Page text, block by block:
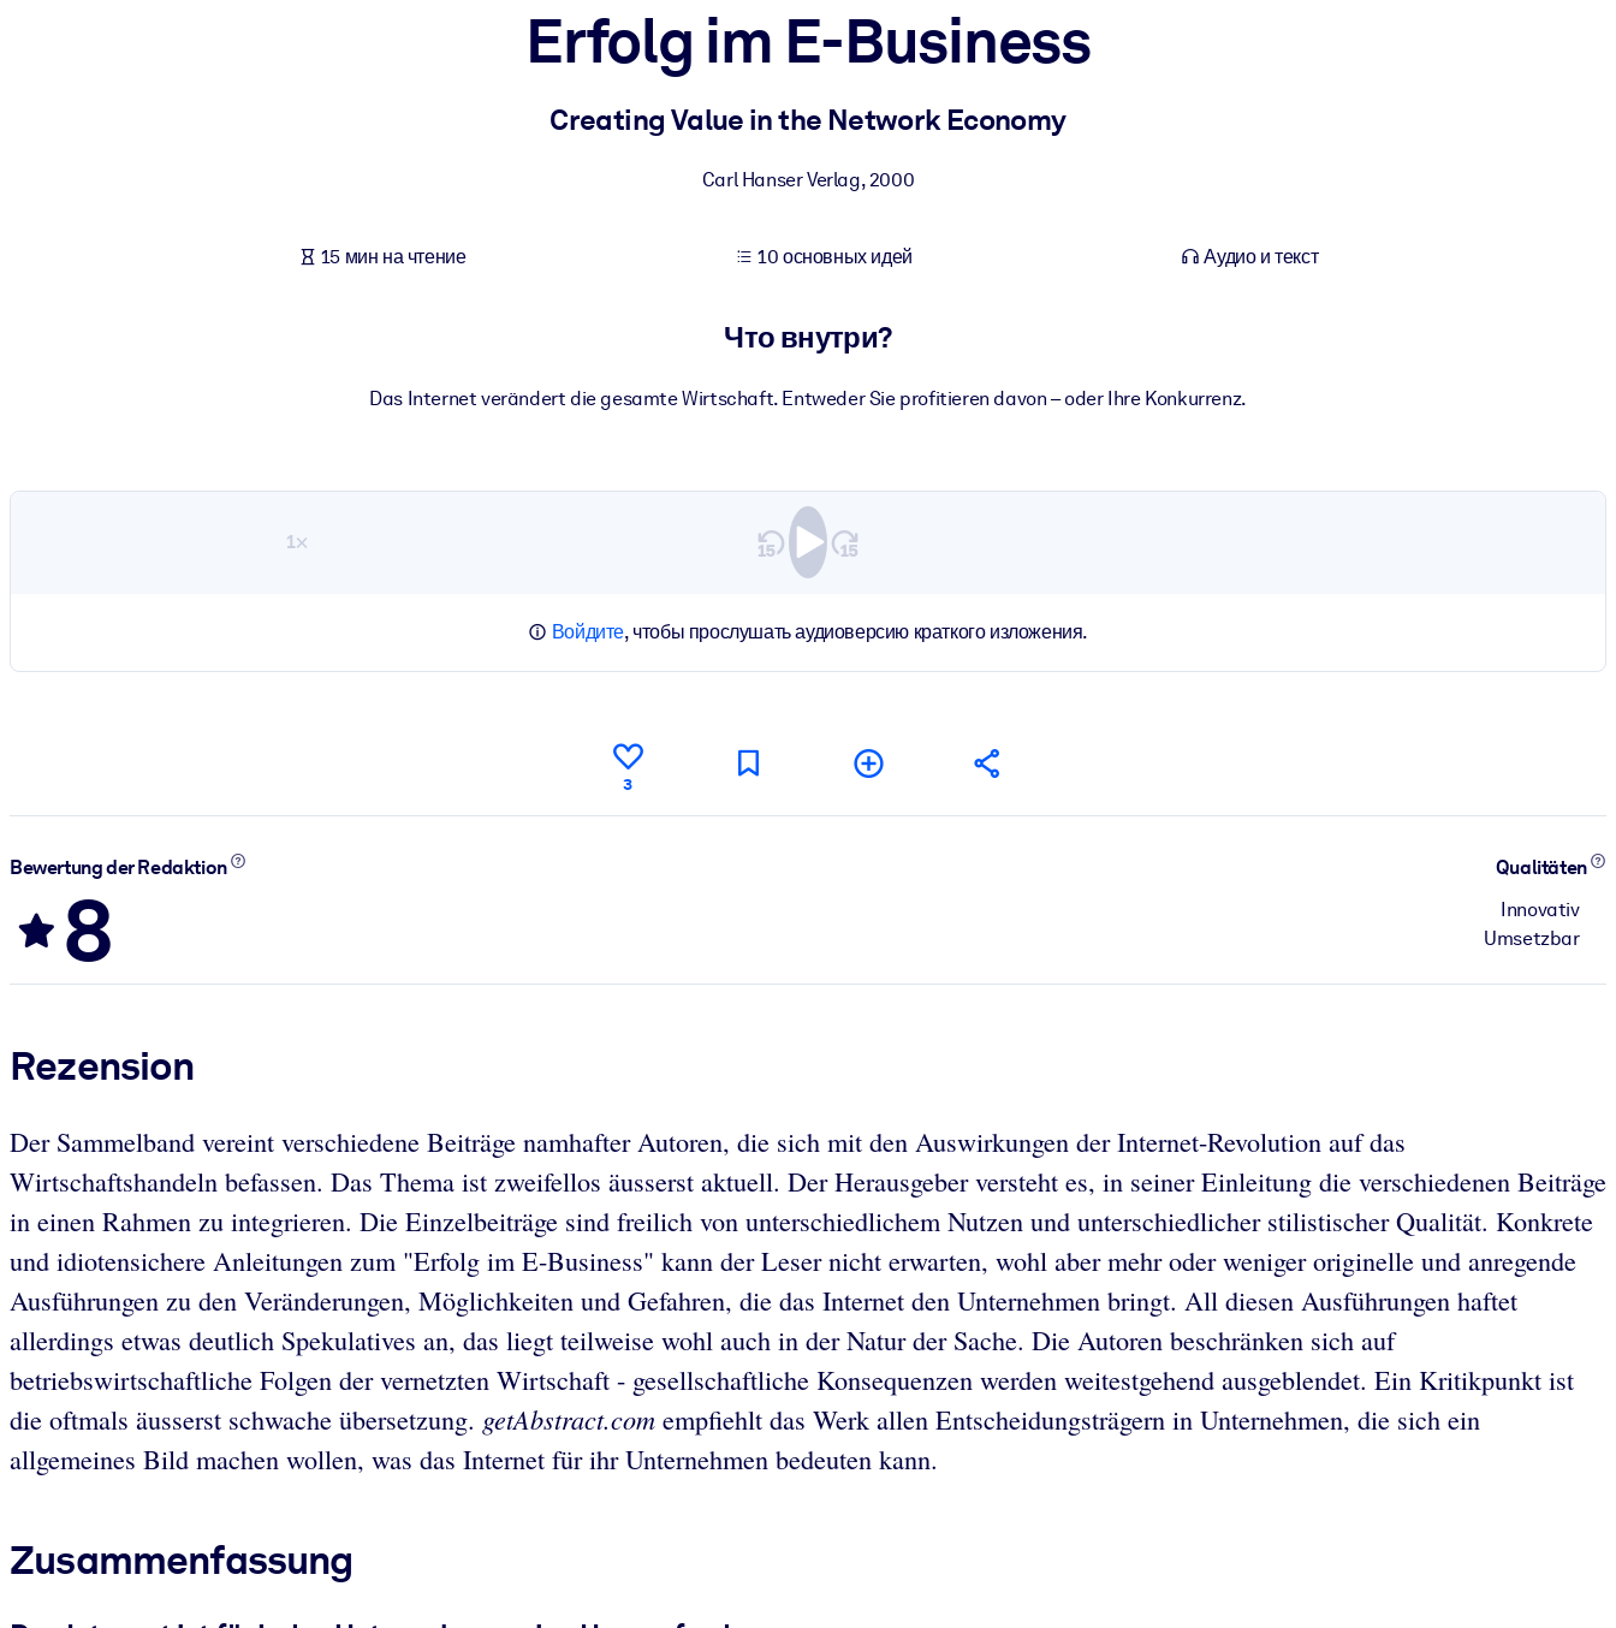
Обогатите корпоративную библиотеку надежными и готовыми к использованию бизнес-знаниями.
Используйте надежные структурированные знания для улучшения результатов ваших ИИ-систем.
Erfolg im E-Business
Creating Value in the Network Economy
Carl Hanser Verlag,2000
15 мин на чтение 10 основных идей Аудио и текст
Что внутри?
Das Internet verändert die gesamte Wirtschaft. Entweder Sie profitieren davon – oder Ihre Konkurrenz.
1×
Войдите, чтобы прослушать аудиоверсию краткого изложения.
3
Bewertung der Redaktion
8
Qualitäten
Innovativ
Umsetzbar
Rezension
Der Sammelband vereint verschiedene Beiträge namhafter Autoren, die sich mit den Auswirkungen der Internet-Revolution auf das
Wirtschaftshandeln befassen. Das Thema ist zweifellos äusserst aktuell. Der Herausgeber versteht es, in seiner Einleitung die verschiedenen Beiträge
in einen Rahmen zu integrieren. Die Einzelbeiträge sind freilich von unterschiedlichem Nutzen und unterschiedlicher stilistischer Qualität. Konkrete
und idiotensichere Anleitungen zum "Erfolg im E-Business" kann der Leser nicht erwarten, wohl aber mehr oder weniger originelle und anregende
Ausführungen zu den Veränderungen, Möglichkeiten und Gefahren, die das Internet den Unternehmen bringt. All diesen Ausführungen haftet
allerdings etwas deutlich Spekulatives an, das liegt teilweise wohl auch in der Natur der Sache. Die Autoren beschränken sich auf
betriebswirtschaftliche Folgen der vernetzten Wirtschaft - gesellschaftliche Konsequenzen werden weitestgehend ausgeblendet. Ein Kritikpunkt ist
die oftmals äusserst schwache übersetzung. getAbstract.com empfiehlt das Werk allen Entscheidungsträgern in Unternehmen, die sich ein
allgemeines Bild machen wollen, was das Internet für ihr Unternehmen bedeuten kann.
Zusammenfassung